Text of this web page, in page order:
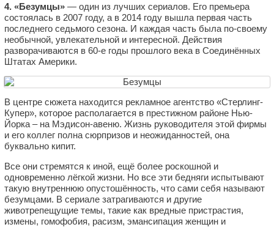
4. «Безумцы» — один из лучших сериалов. Его премьера
состоялась в 2007 году, а в 2014 году вышла первая часть
последнего седьмого сезона. И каждая часть была по-своему
необычной, увлекательной и интересной. Действия
разворачиваются в 60-е годы прошлого века в Соединённых
Штатах Америки.
В центре сюжета находится рекламное агентство «Стерлинг-
Купер», которое располагается в престижном районе Нью-
Йорка – на Мэдисон-авеню. Жизнь руководителя этой фирмы
и его коллег полна сюрпризов и неожиданностей, она
буквально кипит.
Все они стремятся к иной, ещё более роскошной и
одновременно лёгкой жизни. Но все эти бедняги испытывают
такую внутреннюю опустошённость, что сами себя называют
безумцами. В сериале затрагиваются и другие
животрепещущие темы, такие как вредные пристрастия,
измены, гомофобия, расизм, эмансипация женщин и